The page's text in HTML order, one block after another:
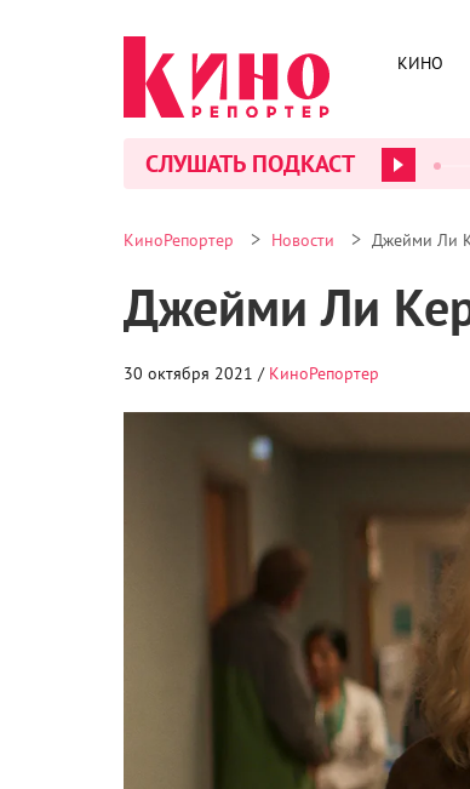
КИНО
СЛУШАТЬ ПОДКАСТ
КиноРепортер > Новости > Джейми Ли
Джейми Ли
30 октября 2021 / КиноРепортер